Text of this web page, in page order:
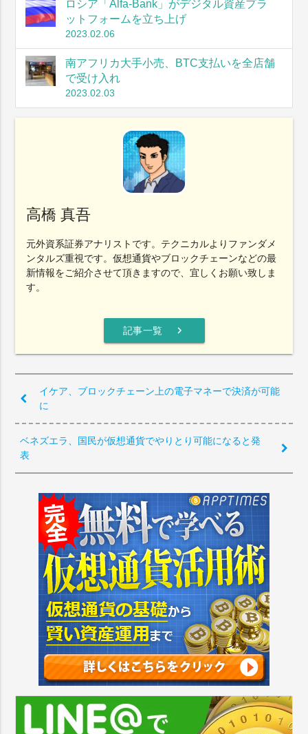
ロシア「Alfa-Bank」がデジタル資産プラ
ットフォームを立ち上げ
2023.02.06
南アフリカ大手小売、BTC支払いを全店舗
で受け入れ
2023.02.03
高橋 真吾
元外資系証券アナリストです。テクニカルよりファンダメ
ンタルズ重視です。仮想通貨やブロックチェーンなどの最
新情報をご紹介させて頂きますので、宜しくお願い致しま
す。
記事一覧 chevron_right
イケア、ブロックチェーン上の電子マネーで決済が可能
に
ベネズエラ、国民が仮想通貨でやりとり可能になると発
表